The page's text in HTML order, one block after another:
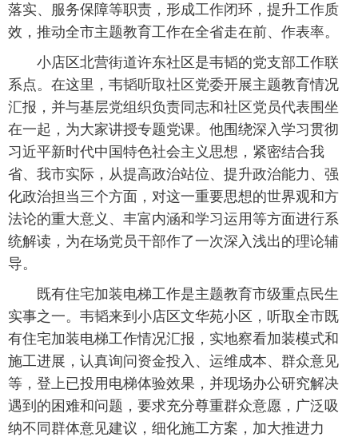
落实、服务保障等职责，形成工作闭环，提升工作质
效，推动全市主题教育工作在全省走在前、作表率。
小店区北营街道许东社区是韦韬的党支部工作联
系点。在这里，韦韬听取社区党委开展主题教育情况
汇报，并与基层党组织负责同志和社区党员代表围坐
在一起，为大家讲授专题党课。他围绕深入学习贯彻
习近平新时代中国特色社会主义思想，紧密结合我
省、我市实际，从提高政治站位、提升政治能力、强
化政治担当三个方面，对这一重要思想的世界观和方
法论的重大意义、丰富内涵和学习运用等方面进行系
统解读，为在场党员干部作了一次深入浅出的理论辅
导。
既有住宅加装电梯工作是主题教育市级重点民生
实事之一。韦韬来到小店区文华苑小区，听取全市既
有住宅加装电梯工作情况汇报，实地察看加装模式和
施工进展，认真询问资金投入、运维成本、群众意见
等，登上已投用电梯体验效果，并现场办公研究解决
遇到的困难和问题，要求充分尊重群众意愿，广泛吸
纳不同群体意见建议，细化施工方案，加大推进力